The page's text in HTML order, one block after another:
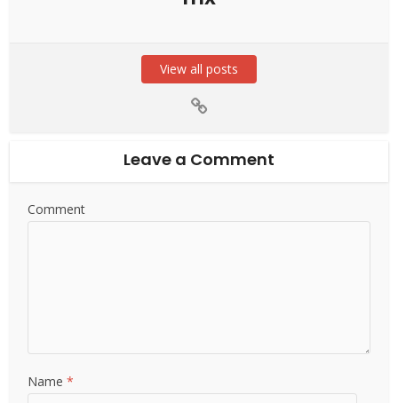
View all posts
Leave a Comment
Comment
Name*